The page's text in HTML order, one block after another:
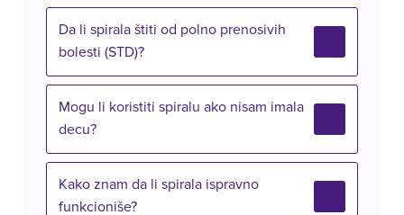
Da li spirala štiti od polno prenosivih
bolesti (STD)?
Mogu li koristiti spiralu ako nisam imala
decu?
Kako znam da li spirala ispravno
funkcioniše?